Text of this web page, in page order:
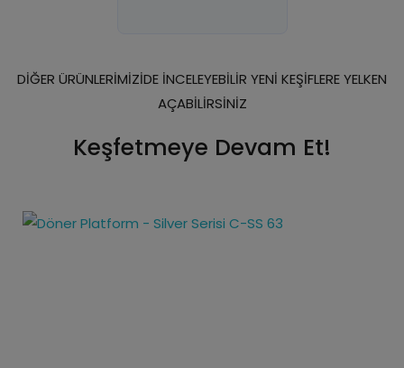
DİĞER ÜRÜNLERİMİZİDE İNCELEYEBİLİR YENİ KEŞİFLERE YELKEN
AÇABİLİRSİNİZ
Keşfetmeye Devam Et!